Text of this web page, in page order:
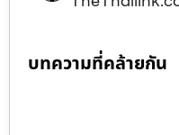
บทความที่คล้ายกัน